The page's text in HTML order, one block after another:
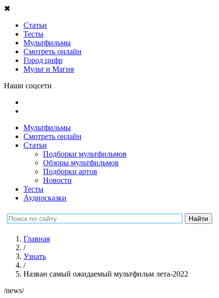
✖
Статьи
Тесты
Мультфильмы
Смотреть онлайн
Город цифр
Мульт и Магия
Наши соцсети
Мультфильмы
Смотреть онлайн
Статьи
Подборки мультфильмов
Обзоры мультфильмов
Подборки артов
Новости
Тесты
Аудиосказки
Главная
/
Узнать
/
Назван самый ожидаемый мультфильм лета-2022
/news/